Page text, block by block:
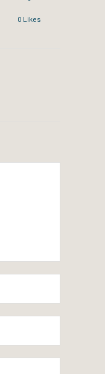
0 Likes